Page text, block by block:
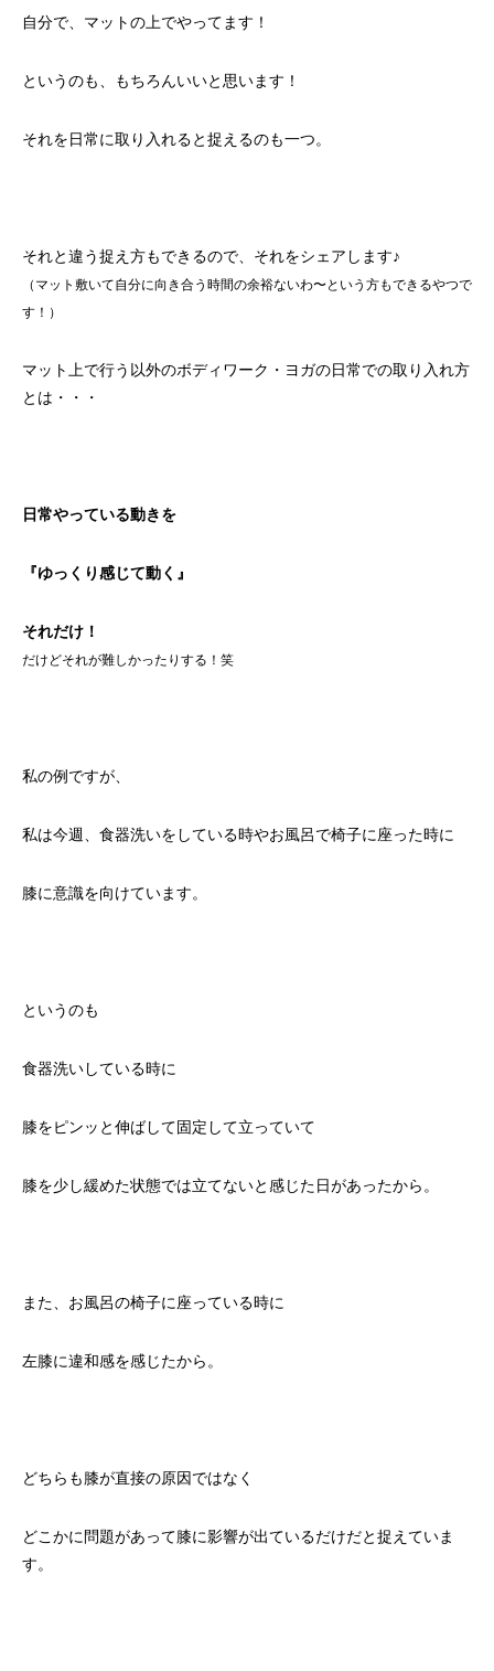
自分で、マットの上でやってます！
というのも、もちろんいいと思います！
それを日常に取り入れると捉えるのも一つ。
それと違う捉え方もできるので、 それをシェアします♪
（マット敷いて自分に向き合う時間の余裕ないわ〜という方もできるやつで
す！）
マット上で行う以外のボディワーク・ヨガの日常での取り入れ方
とは・・・
日常やっている動きを
『ゆっくり感じて動く』
それだけ！
だけどそれが難しかったりする！笑
私の例ですが、
私は今週、食器洗いをしている時やお風呂で椅子に座った時に
膝に意識を向けています。
というのも
食器洗いしている時に
膝をピンッと伸ばして固定して立っていて
膝を少し緩めた状態では立てないと感じた日があったから。
また、お風呂の椅子に座っている時に
左膝に違和感を感じたから。
どちらも膝が直接の原因ではなく
どこかに問題があって膝に影響が出ているだけだと捉えていま
す。